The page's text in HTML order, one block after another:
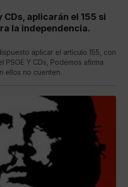
CDs, aplicarán el 155 si
la independencia.
aplicar el artículo 155, con
Y CDs, Podemos afirma
ellos no cuenten.